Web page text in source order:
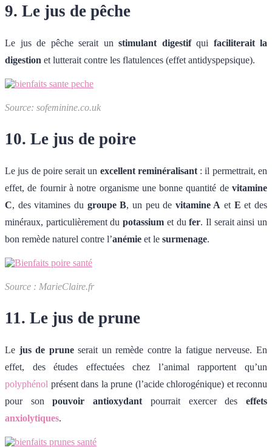
9. Le jus de pêche
Le jus de pêche serait un stimulant digestifqui faciliterait la
digestion et lutterait contre les flatulences (effet antidyspepsique).
Source: sofeminine.co.uk
10. Le jus de poire
Le jus de poire serait un excellent reminéralisant: il permettrait, en
effet, de fournir à notre organisme une bonne quantité de vitamine
C, des vitamines du groupe B, un peu de vitamine A et Eet des
minéraux, particulièrement dupotassium et du fer. Il serait ainsi un
bon remède naturel contre l’anémie et le surmenage.
Source : MarieClaire.fr
11. Le jus de prune
Le jus de pruneserait un remède contre la fatigue nerveuse. En
effet, des études effectuées chez l’animal rapportent qu’un
polyphénol présent dans la prune (l’acide chlorogénique) et reconnu
pour sonpouvoir antioxydant pourrait exercer deseffets
anxiolytiques.